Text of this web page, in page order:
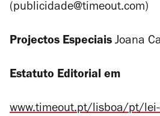
(publicidade@timeout.com)
Projectos Especiais Joana
Estatuto Editorial em
www.timeout.pt/lisboa/pt/